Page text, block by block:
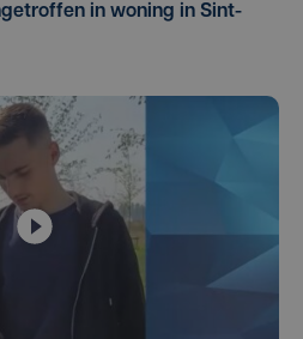
in woning in Sint-